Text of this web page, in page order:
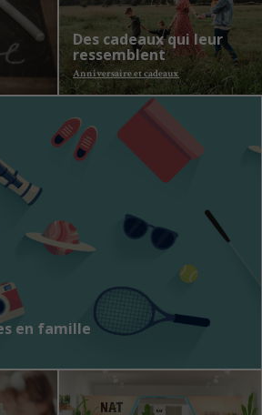
Des cadeaux qui leur
ressemblent
Anniversaire et cadeaux
en famille